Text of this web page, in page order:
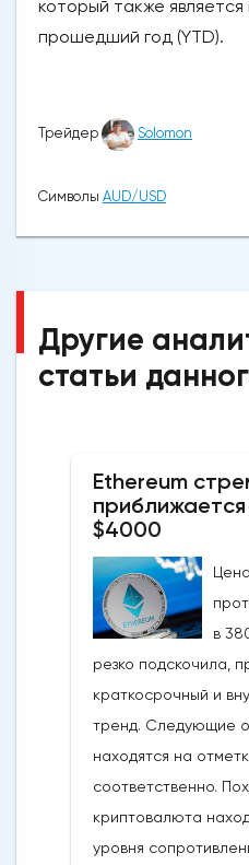
который также
прошедший год (YTD).
Трейдер Solomon
Символы AUD/USD
Другие
статьи
Ethereum
приближается
$4000
в
резко подскочила,
краткосрочный и
тренд. Следующие
находятся на
соответственно.
криптовалюта
уровня